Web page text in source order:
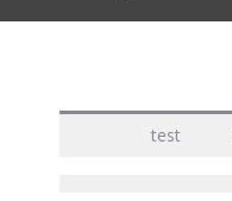
test